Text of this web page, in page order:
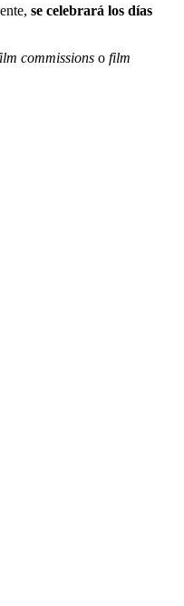
se celebrará los días
commissions o film